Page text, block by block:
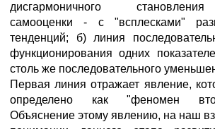
дисгармоничного
самооценки - с "всплесками"
тенденций; б) линия
функционирования одних
столь же последовательного
Первая линия отражает явление,
определено как "феномен
Объяснение этому явлению, на наш